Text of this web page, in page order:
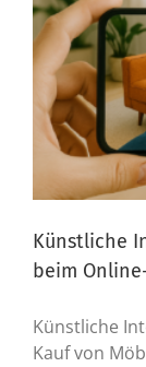
Künstliche
beim
Künstliche
Kauf von